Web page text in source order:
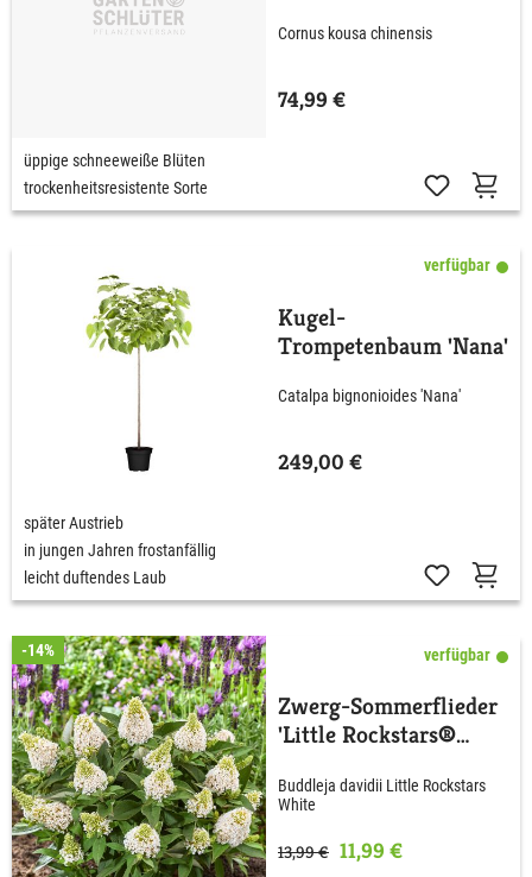
Cornus kousa chinensis
74,99 €
üppige schneeweiße Blüten
trockenheitsresistente Sorte
verfügbar
Kugel-
Trompetenbaum 'Nana'
Catalpa bignonioides 'Nana'
249,00 €
später Austrieb
in jungen Jahren frostanfällig
leicht duftendes Laub
-14% verfügbar
Zwerg-Sommerflieder
'Little Rockstars®
Buddleja davidii Little Rockstars
White
13,99 € 11,99 €